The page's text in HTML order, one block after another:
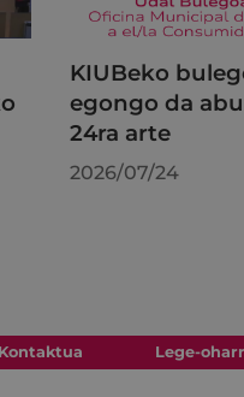
KIUBeko
egongo da
24ra arte
2026/07/24
Kontaktua Lege-